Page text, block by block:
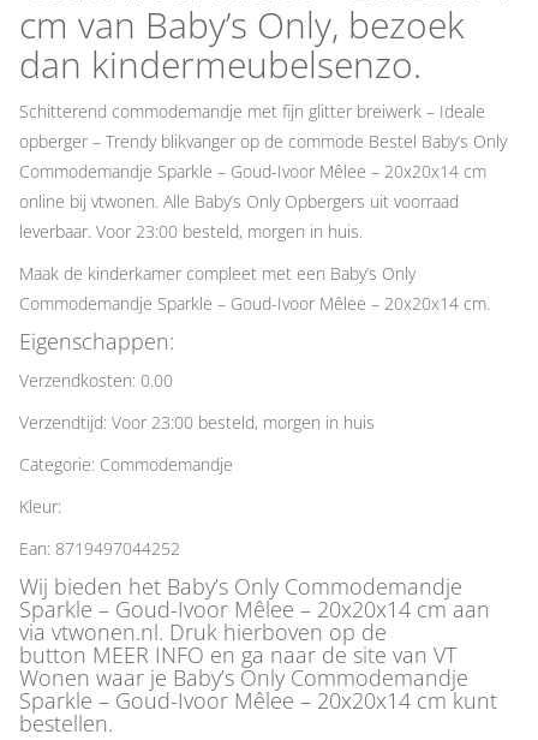
cm van Baby’s Only, bezoek
dan kindermeubelsenzo.
Schitterend commodemandje met fijn glitter breiwerk – Ideale
opberger – Trendy blikvanger op de commode Bestel Baby’s Only
Commodemandje Sparkle – Goud-Ivoor Mêlee – 20x20x14 cm
online bij vtwonen. Alle Baby’s Only Opbergers uit voorraad
leverbaar. Voor 23:00 besteld, morgen in huis.
Maak de kinderkamer compleet met een Baby’s Only
Commodemandje Sparkle – Goud-Ivoor Mêlee – 20x20x14 cm.
Eigenschappen:
Verzendkosten: 0.00
Verzendtijd: Voor 23:00 besteld, morgen in huis
Categorie: Commodemandje
Kleur:
Ean: 8719497044252
Wij bieden het Baby’s Only Commodemandje
Sparkle – Goud-Ivoor Mêlee – 20x20x14 cm aan
via vtwonen.nl. Druk hierboven op de
button MEER INFO en ga naar de site van VT
Wonen waar je Baby’s Only Commodemandje
Sparkle – Goud-Ivoor Mêlee – 20x20x14 cm kunt
bestellen.